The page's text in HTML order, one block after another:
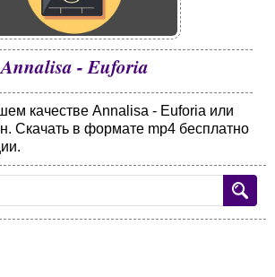
Annalisa - Euforia
качестве Annalisa - Euforia или
Скачать в формате mp4 бесплатно